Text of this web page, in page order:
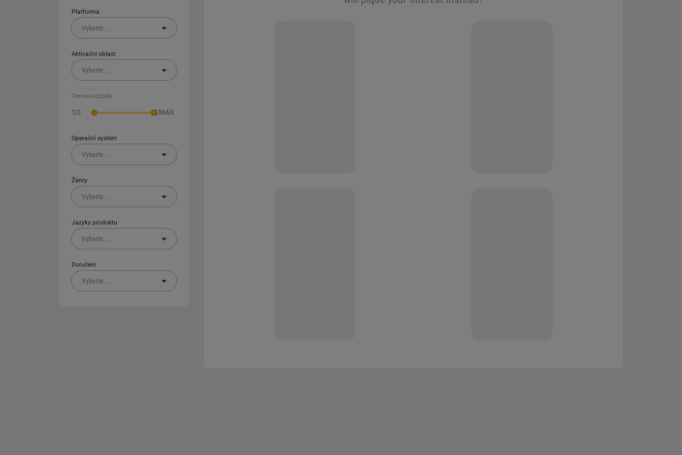
Platforma
Vyberte
Aktivační oblast
Vyberte
Cenové rozpětí
$ $
Operační systém
Vyberte
Žánry
Vyberte
Jazyky produktu
Vyberte
Doručení
Vyberte